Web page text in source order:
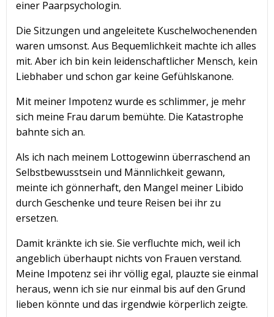
einer Paarpsychologin.
Die Sitzungen und angeleitete Kuschelwochenenden
waren umsonst. Aus Bequemlichkeit machte ich alles
mit. Aber ich bin kein leidenschaftlicher Mensch, kein
Liebhaber und schon gar keine Gefühlskanone.
Mit meiner Impotenz wurde es schlimmer, je mehr
sich meine Frau darum bemühte. Die Katastrophe
bahnte sich an.
Als ich nach meinem Lottogewinn überraschend an
Selbstbewusstsein und Männlichkeit gewann,
meinte ich gönnerhaft, den Mangel meiner Libido
durch Geschenke und teure Reisen bei ihr zu
ersetzen.
Damit kränkte ich sie. Sie verfluchte mich, weil ich
angeblich überhaupt nichts von Frauen verstand.
Meine Impotenz sei ihr völlig egal, plauzte sie einmal
heraus, wenn ich sie nur einmal bis auf den Grund
lieben könnte und das irgendwie körperlich zeigte.